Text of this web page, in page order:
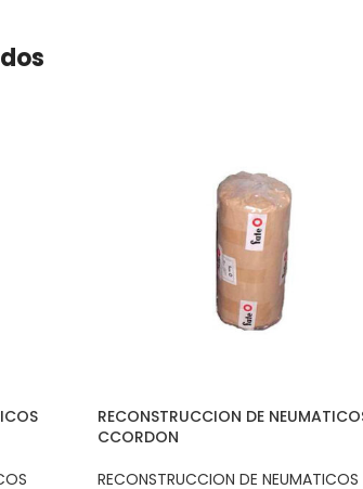
RECONSTRUCCION DE
CCORDON
RECONSTRUCCION DE NEUMATICOS